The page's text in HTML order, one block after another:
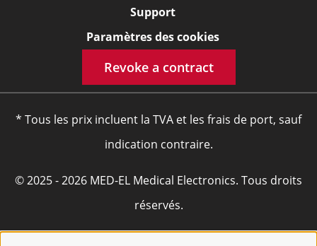
Support
Paramètres des cookies
Revoke a contract
* Tous les prix incluent la TVA et les frais de port, sauf
indication contraire.
© 2025 - 2026 MED-EL Medical Electronics. Tous droits
réservés.